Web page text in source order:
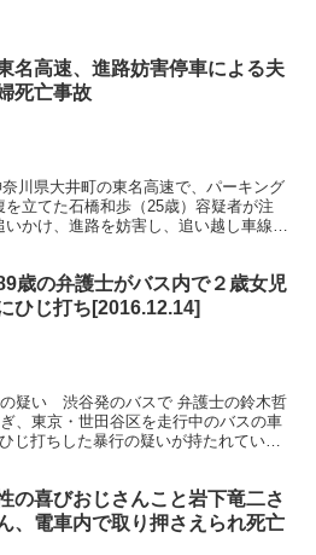
名高速、進路妨害停車による夫
死亡事故
川県大井町の東名高速で、パーキング
立てた石橋和歩（25歳）容疑者が注
かけ、進路を妨害し、追い越し車線に
歳の弁護士がバス内で２歳女児
ひじ打ち[2016.12.14]
疑い 渋谷発のバスで 弁護士の鈴木哲
、東京・世田谷区を走行中のバスの車
じ打ちした暴行の疑いが持たれていま
の喜びおじさんこと岩下竜二さ
、電車内で取り押さえられ死亡